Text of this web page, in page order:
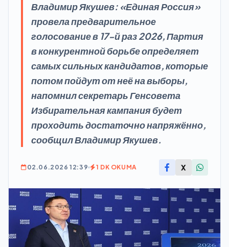
Владимир Якушев: «Единая Россия»
провела предварительное
голосование в 17-й раз 2026, Партия
в конкурентной борьбе определяет
самых сильных кандидатов, которые
потом пойдут от неё на выборы,
напомнил секретарь Генсовета
Избирательная кампания будет
проходить достаточно напряжённо,
сообщил Владимир Якушев.
02.06.2026 12:39 1 DK OKUMA X